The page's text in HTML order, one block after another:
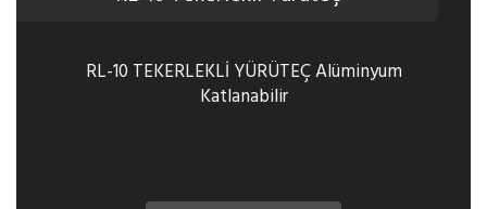
RL-10 TEKERLEKLİ YÜRÜTEÇ Alüminyum
Katlanabilir